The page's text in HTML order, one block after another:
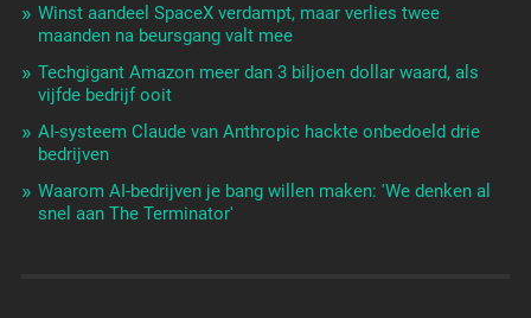
Winst aandeel SpaceX verdampt, maar verlies twee
maanden na beursgang valt mee
Techgigant Amazon meer dan 3 biljoen dollar waard, als
vijfde bedrijf ooit
AI-systeem Claude van Anthropic hackte onbedoeld drie
bedrijven
Waarom AI-bedrijven je bang willen maken: 'We denken al
snel aan The Terminator'